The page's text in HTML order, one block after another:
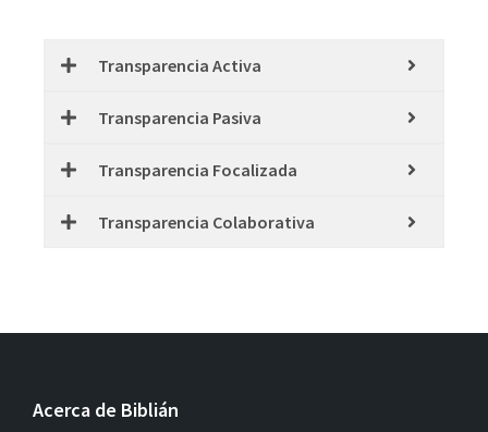
Transparencia Activa
Transparencia Pasiva
Transparencia Focalizada
Transparencia Colaborativa
Acerca de Biblián